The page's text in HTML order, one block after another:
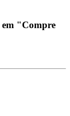
"Compre